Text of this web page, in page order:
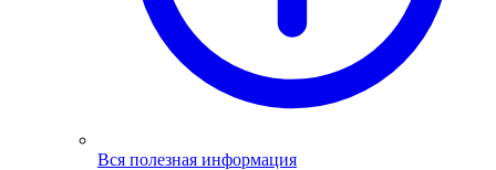
Вся полезная информация